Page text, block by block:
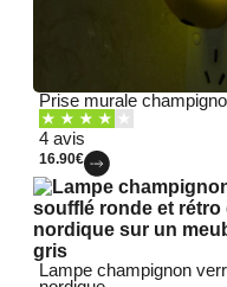
Prise murale
4 avis
16.90€
Lampe champignon